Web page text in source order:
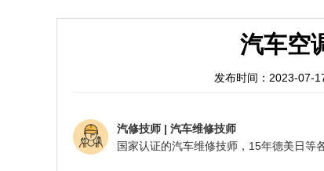
汽车空
发布时间：2023-07-
汽修技师 | 汽车维修技师